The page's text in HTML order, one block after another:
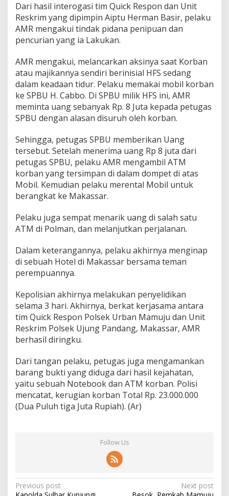
Dari hasil interogasi tim Quick Respon dan Unit
Reskrim yang dipimpin Aiptu Herman Basir, pelaku
AMR mengakui tindak pidana penipuan dan
pencurian yang ia Lakukan.
AMR mengakui, melancarkan aksinya saat Korban
atau majikannya sendiri berinisial HFS sedang
dalam keadaan tidur. Pelaku memakai mobil korban
ke SPBU H. Cabbo. Di SPBU milik HFS ini, AMR
meminta uang sebanyak Rp. 8 Juta kepada petugas
SPBU dengan alasan disuruh oleh korban.
Sehingga, petugas SPBU memberikan Uang
tersebut. Setelah menerima uang Rp 8 juta dari
petugas SPBU, pelaku AMR mengambil ATM
korban yang tersimpan di dalam dompet di atas
Mobil. Kemudian pelaku merental Mobil untuk
berangkat ke Makassar.
Pelaku juga sempat menarik uang di salah satu
ATM di Polman, dan melanjutkan perjalanan.
Dalam keterangannya, pelaku akhirnya menginap
di sebuah Hotel di Makassar bersama teman
perempuannya.
Kepolisian akhirnya melakukan penyelidikan
selama 3 hari. Akhirnya, berkat kerjasama antara
tim Quick Respon Polsek Urban Mamuju dan Unit
Reskrim Polsek Ujung Pandang, Makassar, AMR
berhasil diringku.
Dari tangan pelaku, petugas juga mengamankan
barang bukti yang diduga dari hasil kejahatan,
yaitu sebuah Notebook dan ATM korban. Polisi
mencatat, kerugian korban Total Rp. 23.000.000
(Dua Puluh tiga Juta Rupiah). (Ar)
Follow Us
P
Previous post
Next post